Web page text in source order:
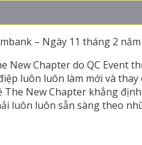
– Ngày 11 tháng 2 năm
Chapter do QC Event
luôn luôn làm mới và
New Chapter khẳng
luôn luôn sẵn sàng theo